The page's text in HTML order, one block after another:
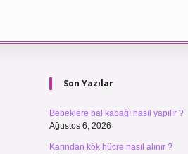
Sidebar
Son Yazılar
Bebeklere bal kabağı nasıl yapılır ?
Ağustos 6, 2026
Karından kök hücre nasıl alınır ?